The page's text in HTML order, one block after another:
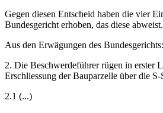
Gegen diesen Entscheid haben die vier
Bundesgericht erhoben, das diese abweist.
Aus den Erwägungen des Bundesgerichts:
2. Die Beschwerdeführer rügen in erster
Erschliessung der Bauparzelle über die S-
2.1 (...)